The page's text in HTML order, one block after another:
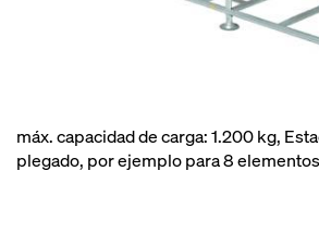
máx. capacidad de carga: 1.200 kg,
plegado, por ejemplo para 8